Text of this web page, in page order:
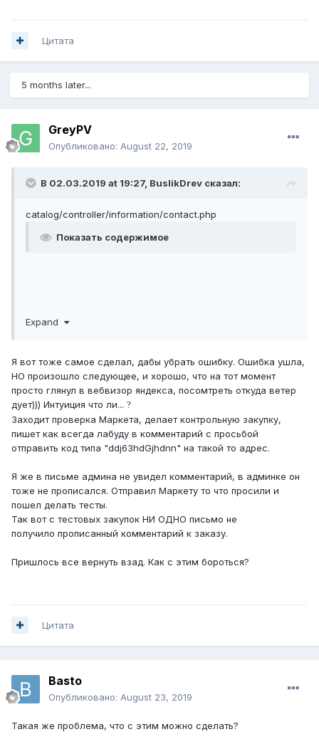
Цитата
5 months later...
GreyPV
Опубликовано: August 22, 2019
В 02.03.2019 at 19:27, BuslikDrev сказал:
catalog/controller/information/contact.php
Показать содержимое
Expand
Я вот тоже самое сделал, дабы убрать ошибку. Ошибка ушла,
НО произошло следующее, и хорошо, что на тот момент
просто глянул в вебвизор яндекса, посомтреть откуда ветер
дует))) Интуиция что ли... ?
Заходит проверка Маркета, делает контрольную закупку,
пишет как всегда лабуду в комментарий с просьбой
отправить код типа "ddj63hdGjhdnn" на такой то адрес.
Я же в письме админа не увидел комментарий, в админке он
тоже не прописался. Отправил Маркету то что просили и
пошел делать тесты.
Так вот с тестовых закупок НИ ОДНО письмо не
получило прописанный комментарий к заказу.
Пришлось все вернуть взад. Как с этим бороться?
Цитата
Basto
Опубликовано: August 23, 2019
Такая же проблема, что с этим можно сделать?